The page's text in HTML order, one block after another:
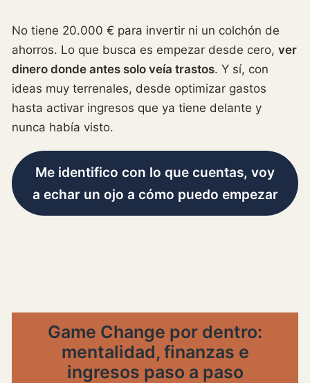
No tiene 20.000 € para invertir ni un colchón de
ahorros. Lo que busca es empezar desde cero, ver
dinero donde antes solo veía trastos. Y sí, con
ideas muy terrenales, desde optimizar gastos
hasta activar ingresos que ya tiene delante y
nunca había visto.
Me identifico con lo que cuentas, voy
a echar un ojo a cómo puedo empezar
Game Change por dentro:
mentalidad, finanzas e
ingresos paso a paso